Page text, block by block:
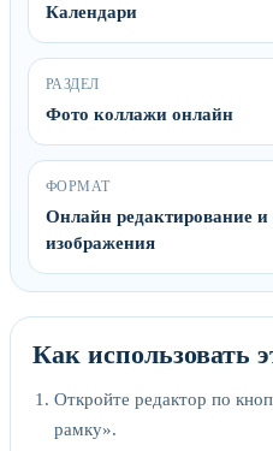
Календари
РАЗДЕЛ
Фото коллажи онлайн
ФОРМАТ
Онлайн редактирование и
изображения
Как использовать
Откройте редактор по
рамку».